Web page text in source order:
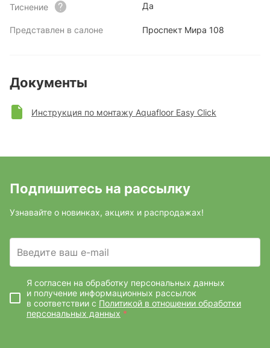
Тиснение Да
Представлен в салоне Проспект Мира 108
Документы
Инструкция по монтажу Aquafloor Easy Click
Подпишитесь на рассылку
Узнавайте о новинках, акциях и распродажах!
Введите ваш e-mail
Я согласен на обработку персональных данных
и получение информационных рассылок
в соответствии с Политикой в отношении обработки
персональных данных *